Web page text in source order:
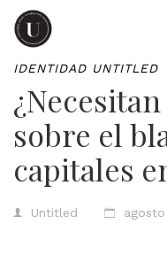
IDENTIDAD UNTITLED
sobre el
capitales
Untitled